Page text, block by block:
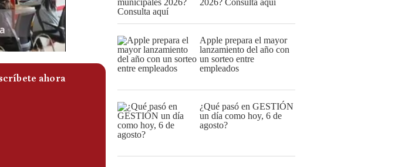
2026? Consulta aquí
Apple prepara el mayor
lanzamiento del año con
un sorteo entre
empleados
¿Qué pasó en GESTIÓN
un día como hoy, 6 de
agosto?